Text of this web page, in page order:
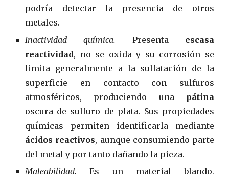
podría detectar la presencia de otros
metales.
Inactividad química. Presenta escasa
reactividad, no se oxida y su corrosión se
limita generalmente a la sulfatación de la
superficie en contacto con sulfuros
atmosféricos, produciendo una pátina
oscura de sulfuro de plata. Sus propiedades
químicas permiten identificarla mediante
ácidos reactivos, aunque consumiendo parte
del metal y por tanto dañando la pieza.
Maleabilidad.Es un material blando,